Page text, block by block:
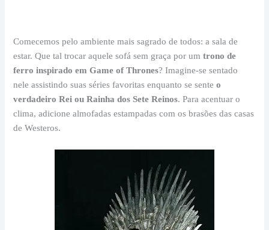
Comecemos pelo ambiente mais sagrado de todos: a sala de
estar. Que tal trocar aquele sofá sem graça por umtrono de
ferro inspirado em Game of Thrones? Imagine-se sentado
nele assistindo suas séries favoritas enquanto se senteo
verdadeiro Rei ou Rainha dos Sete Reinos. Para acentuar o
clima, adicione almofadas estampadas com os brasões das casas
de Westeros.